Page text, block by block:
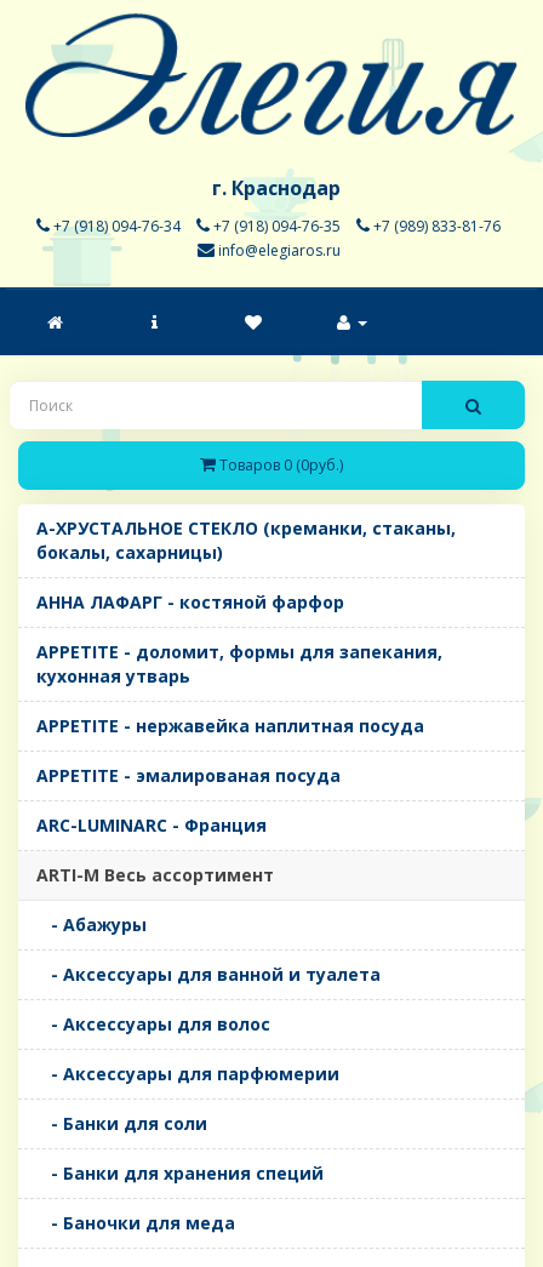
г. Краснодар
+7 (918) 094-76-34 +7 (918) 094-76-35
+7 (989) 833-81-76
info@elegiaros.ru
Товаров 0 (0руб.)
A-ХРУСТАЛЬНОЕ СТЕКЛО (креманки, стаканы,
бокалы, сахарницы)
AHHA ЛАФАРГ - костяной фарфор
APPETITE - доломит, формы для запекания,
кухонная утварь
APPETITE - нержавейка наплитная посуда
APPETITE - эмалированая посуда
ARC-LUMINARC - Франция
ARTI-M Весь ассортимент
- Абажуры
- Аксессуары для ванной и туалета
- Аксессуары для волос
- Аксессуары для парфюмерии
- Банки для соли
- Банки для хранения специй
- Баночки для меда